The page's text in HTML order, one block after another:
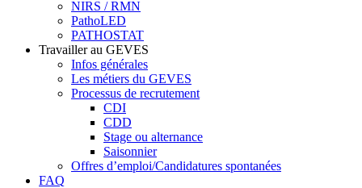
NIRS / RMN
PathoLED
PATHOSTAT
Travailler au GEVES
Infos générales
Les métiers du GEVES
Processus de recrutement
CDI
CDD
Stage ou alternance
Saisonnier
Offres d’emploi/Candidatures spontanées
FAQ